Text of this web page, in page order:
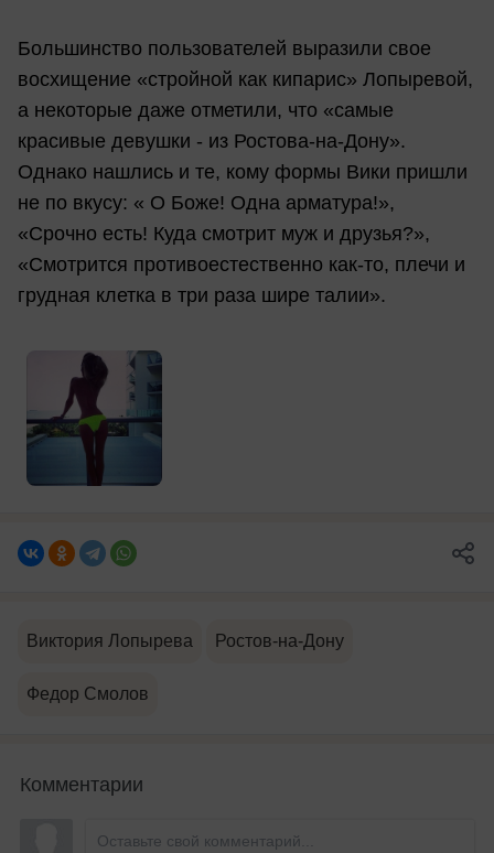
Большинство пользователей выразили свое
восхищение «стройной как кипарис» Лопыревой,
а некоторые даже отметили, что «самые
красивые девушки - из Ростова-на-Дону».
Однако нашлись и те, кому формы Вики пришли
не по вкусу: « О Боже! Одна арматура!»,
«Срочно есть! Куда смотрит муж и друзья?»,
«Смотрится противоестественно как-то, плечи и
грудная клетка в три раза шире талии».
Виктория Лопырева Ростов-на-Дону
Федор Смолов
Комментарии